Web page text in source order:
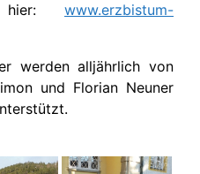
www.erzbistum-
werden alljährlich von
und Florian Neuner